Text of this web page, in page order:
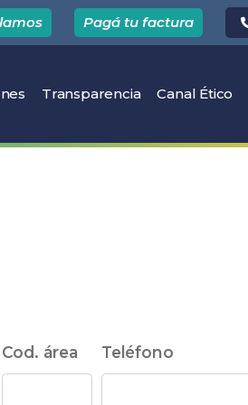
Pagá tu factura
(current)
Transparencia Canal Ético
Cod. área Teléfono